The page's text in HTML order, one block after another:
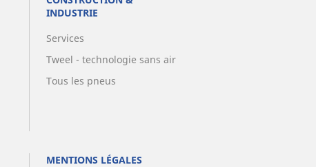
INDUSTRIE
Services
Tweel - technologie sans air
Tous les pneus
MENTIONS LÉGALES